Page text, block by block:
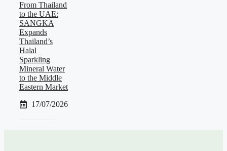
From Thailand
to the UAE:
SANGKA
Expands
Thailand’s
Halal
Sparkling
Mineral Water
to the Middle
Eastern Market
17/07/2026